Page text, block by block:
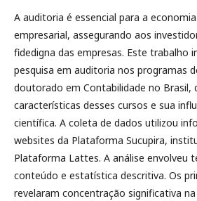
A auditoria é essencial para a
empresarial, assegurando aos
fidedigna das empresas. Este trabalho
pesquisa em auditoria nos programas
doutorado em Contabilidade no Brasil,
características desses cursos e sua
científica. A coleta de dados utilizou
websites da Plataforma Sucupira,
Plataforma Lattes. A análise envolveu
conteúdo e estatística descritiva. Os
revelaram concentração significativa